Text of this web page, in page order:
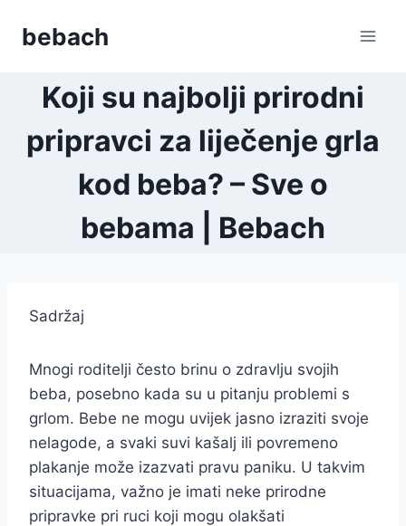
bebach
Koji su najbolji prirodni
pripravci za liječenje grla
kod beba? – Sve o
bebama | Bebach
Sadržaj
Mnogi roditelji često brinu o zdravlju svojih
beba, posebno kada su u pitanju problemi s
grlom. Bebe ne mogu uvijek jasno izraziti svoje
nelagode, a svaki suvi kašalj ili povremeno
plakanje može izazvati pravu paniku. U takvim
situacijama, važno je imati neke prirodne
pripravke pri ruci koji mogu olakšati